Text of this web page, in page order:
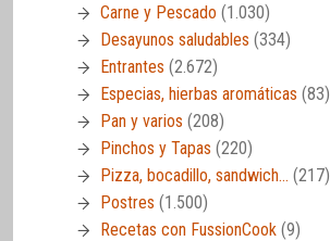
Carne y Pescado (1.030)
Desayunos saludables (334)
Entrantes (2.672)
Especias, hierbas aromáticas (83)
Pan y varios (208)
Pinchos y Tapas (220)
Pizza, bocadillo, sandwich… (217)
Postres (1.500)
Recetas con FussionCook (9)